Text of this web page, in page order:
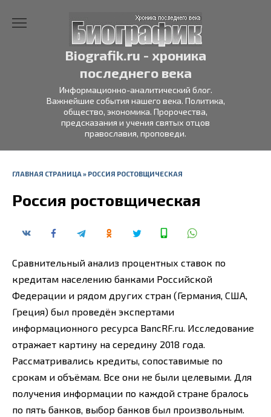
Biografik.ru - хроника
последнего века
Информационно-аналитический блог.
Важнейшие события нашего века. Политика,
общество, экономика. Пророчества,
предсказания и учения святых отцов
православия, проповеди.
ГЛАВНАЯ СТРАНИЦА» РОССИЯ РОСТОВЩИЧЕСКАЯ
Россия ростовщическая
Сравнительный анализ процентных ставок по
кредитам населению банками Российской
Федерации и рядом других стран (Германия, США,
Греция) был проведён экспертами
информационного ресурса BancRF.ru. Исследование
отражает картину на середину 2018 года.
Рассматривались кредиты, сопоставимые по
срокам и объёмам. Все они не были целевыми. Для
получения информации по каждой стране бралось
по пять банков, выбор банков был произвольным.